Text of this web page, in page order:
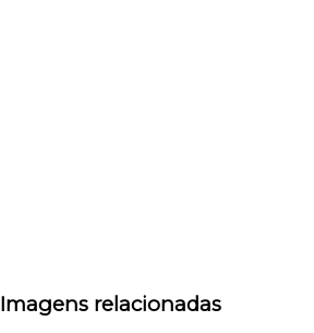
Imagens relacionadas